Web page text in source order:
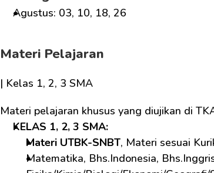
Agustus: 03, 10, 18, 26
Materi Pelajaran
| Kelas 1, 2, 3 SMA
Materi pelajaran khusus yang diujikan di
KELAS 1, 2, 3 SMA:
Materi UTBK-SNBT, Materi sesuai
Matematika, Bhs.Indonesia,